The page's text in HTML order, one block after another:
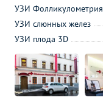
УЗИ Фолликулометрия
УЗИ слюнных желез
УЗИ плода 3D